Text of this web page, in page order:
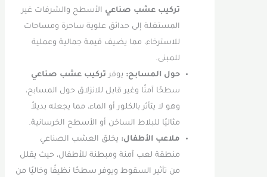
تركيب عشب صناعيالأسطح والشرفات غير
المستغلة إلى حدائق علوية ساحرة ومساحات
للاسترخاء، مما يضيف قيمة جمالية وعملية
للمبنى.
حول المسابح:يوفر تركيب عشب صناعي
سطحًا آمنًا وغير قابل للانزلاق حول المسابح،
وهو لا يتأثر بالكلور أو الماء، مما يجعله بديلاً
مثاليًا للبلاط الساخن أو الأسطح الخرسانية.
ملاعب الأطفال:يخلق العشب الصناعي
منطقة لعب آمنة ومبطنة للأطفال، حيث يقلل
من تأثير السقوط ويوفر سطحًا نظيفًا وخاليًا من